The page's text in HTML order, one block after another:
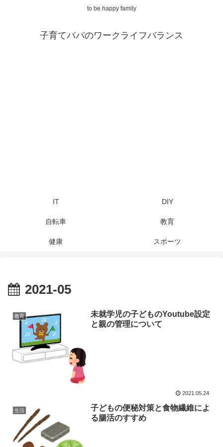
to be happy family
子育てパパのワークライフバランス
IT DIY
自転車 教育
健康 スポーツ
2021-05
教育
未就学児の子どものYoutube設定
と親の管理について
2021.05.24
生活
子どもの便秘対策と食物繊維によ
る腸活のすすめ